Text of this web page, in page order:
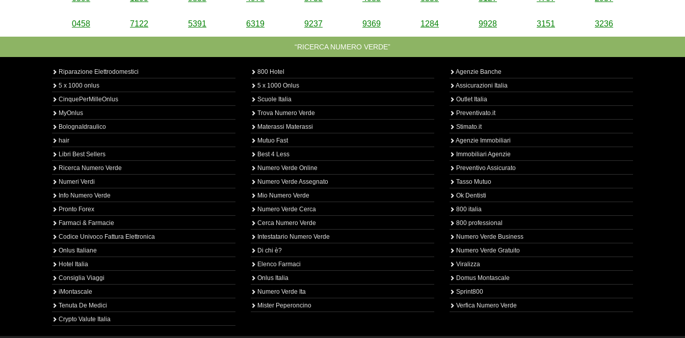
0458 7122 5391 6319 9237 9369 1284 9928 3151 3236
“RICERCA NUMERO VERDE”
Riparazione Elettrodomestici
5 x 1000 onlus
CinquePerMilleOnlus
MyOnlus
BolognaIdraulico
hair
Libri Best Sellers
Ricerca Numero Verde
Numeri Verdi
Info Numero Verde
Pronto Forex
Farmaci & Farmacie
Codice Univoco Fattura Elettronica
Onlus Italiane
Hotel Italia
Consiglia Viaggi
iMontascale
Tenuta De Medici
Crypto Valute Italia
800 Hotel
5 x 1000 Onlus
Scuole Italia
Trova Numero Verde
Materassi Materassi
Mutuo Fast
Best 4 Less
Numero Verde Online
Numero Verde Assegnato
Mio Numero Verde
Numero Verde Cerca
Cerca Numero Verde
Intestatario Numero Verde
Di chi è?
Elenco Farmaci
Onlus Italia
Numero Verde Ita
Mister Peperoncino
Agenzie Banche
Assicurazioni Italia
Outlet Italia
Preventivato.it
Stimato.it
Agenzie Immobiliari
Immobiliari Agenzie
Preventivo Assicurato
Tasso Mutuo
Ok Dentisti
800 italia
800 professional
Numero Verde Business
Numero Verde Gratuito
Viralizza
Domus Montascale
Sprint800
Verfica Numero Verde